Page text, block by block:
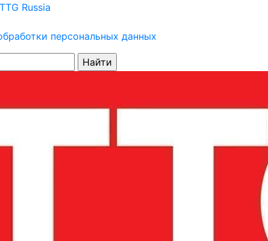
Russia
персональных данных